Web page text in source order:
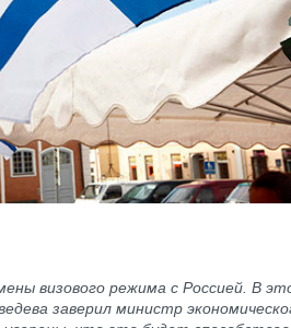
визового режима с Россией. В
заверил министр